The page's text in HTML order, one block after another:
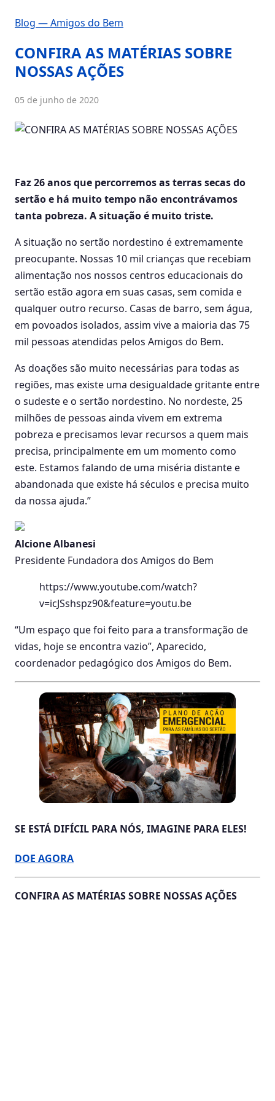
Blog — Amigos do Bem
CONFIRA AS MATÉRIAS SOBRE
NOSSAS AÇÕES
05 de junho de 2020
Faz 26 anos que percorremos as terras secas do
sertão e há muito tempo não encontrávamos
tanta pobreza. A situação é muito triste.
A situação no sertão nordestino é extremamente
preocupante. Nossas 10 mil crianças que recebiam
alimentação nos nossos centros educacionais do
sertão estão agora em suas casas, sem comida e
qualquer outro recurso. Casas de barro, sem água,
em povoados isolados, assim vive a maioria das 75
mil pessoas atendidas pelos Amigos do Bem.
As doações são muito necessárias para todas as
regiões, mas existe uma desigualdade gritante entre
o sudeste e o sertão nordestino. No nordeste, 25
milhões de pessoas ainda vivem em extrema
pobreza e precisamos levar recursos a quem mais
precisa, principalmente em um momento como
este. Estamos falando de uma miséria distante e
abandonada que existe há séculos e precisa muito
da nossa ajuda.”
Alcione Albanesi
Presidente Fundadora dos Amigos do Bem
https://www.youtube.com/watch?
v=icJSshspz90&feature=youtu.be
“Um espaço que foi feito para a transformação de
vidas, hoje se encontra vazio”, Aparecido,
coordenador pedagógico dos Amigos do Bem.
SE ESTÁ DIFÍCIL PARA NÓS, IMAGINE PARA ELES!
DOE AGORA
CONFIRA AS MATÉRIAS SOBRE NOSSAS AÇÕES